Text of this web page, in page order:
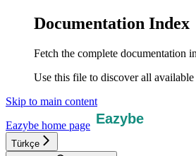
Documentation Index
Fetch the complete documentation
Use this file to discover all
Skip to main content
Eazybe home page
Türkçe